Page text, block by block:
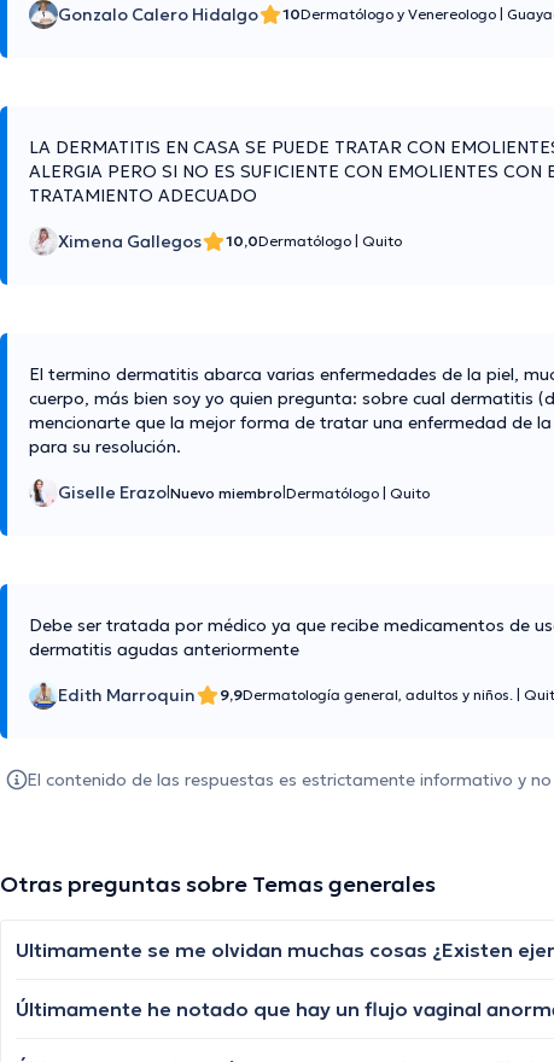
Gonzalo Calero Hidalgo 10Dermatólogo y Venereologo
LA DERMATITIS EN CASA SE PUEDE TRATAR CON
ALERGIA PERO SI NO ES SUFICIENTE CON EMOLIENTES
TRATAMIENTO ADECUADO
Ximena Gallegos 10,0Dermatólogo Quito
El termino dermatitis abarca varias enfermedades de la piel,
cuerpo, más bien soy yo quien pregunta: sobre cual dermatitis
mencionarte que la mejor forma de tratar una enfermedad de
para su resolución.
Giselle Erazo Nuevo miembro Dermatólogo Quito
Debe ser tratada por médico ya que recibe medicamentos de
dermatitis agudas anteriormente
Edith Marroquin 9,9Dermatología general, adultos y niños.
El contenido de las respuestas es estrictamente informativo y
Otras preguntas sobre Temas generales